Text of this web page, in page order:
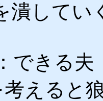
潰してい
できる夫
考えると